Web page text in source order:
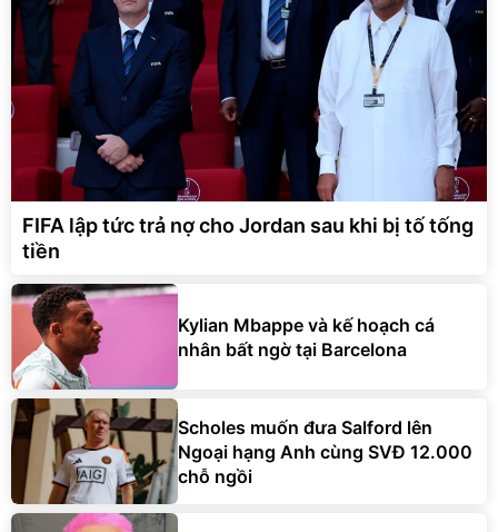
FIFA lập tức trả nợ cho Jordan sau khi bị tố tống
tiền
Kylian Mbappe và kế hoạch cá
nhân bất ngờ tại Barcelona
Scholes muốn đưa Salford lên
Ngoại hạng Anh cùng SVĐ 12.000
chỗ ngồi